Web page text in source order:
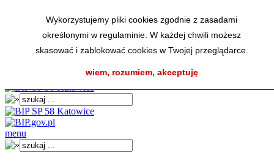
Wykorzystujemy pliki cookies zgodnie z zasadami
określonymi w regulaminie. W każdej chwili możesz
skasować i zablokować cookies w Twojej przeglądarce.
wiem, rozumiem, akceptuję
menu